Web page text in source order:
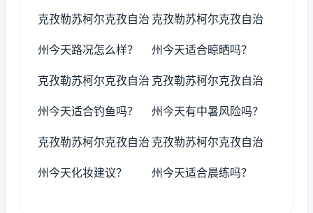
克孜勒苏柯尔克孜自治
州今天路况怎么样？
克孜勒苏柯尔克孜自治
州今天适合晾晒吗？
克孜勒苏柯尔克孜自治
州今天适合钓鱼吗？
克孜勒苏柯尔克孜自治
州今天有中暑风险吗？
克孜勒苏柯尔克孜自治
州今天化妆建议？
克孜勒苏柯尔克孜自治
州今天适合晨练吗？